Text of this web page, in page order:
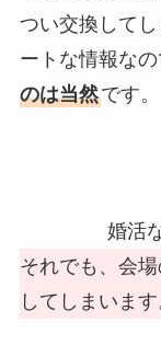
つい交換して
ートな情報なの
のは当然です。
婚活
それでも、会
してしまいます